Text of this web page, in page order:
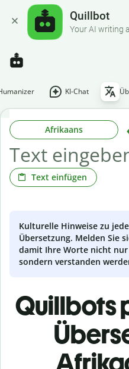
Quillbot
Your AI writing
KI-Chat
Afrikaans
Text einfügen
Kulturelle Hinweise zu
Übersetzung. Melden Sie
damit Ihre Worte nicht
sondern verstanden
Quillbots